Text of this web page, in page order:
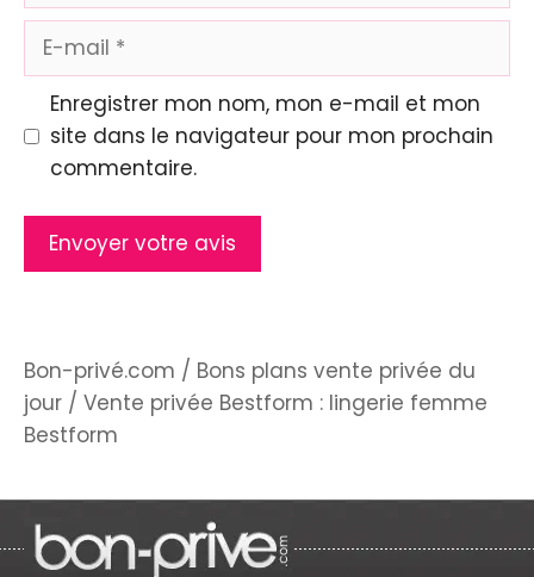
Enregistrer mon nom, mon e-mail et mon
site dans le navigateur pour mon prochain
commentaire.
Bon-privé.com / Bons plans vente privée du
jour / Vente privée Bestform : lingerie femme
Bestform